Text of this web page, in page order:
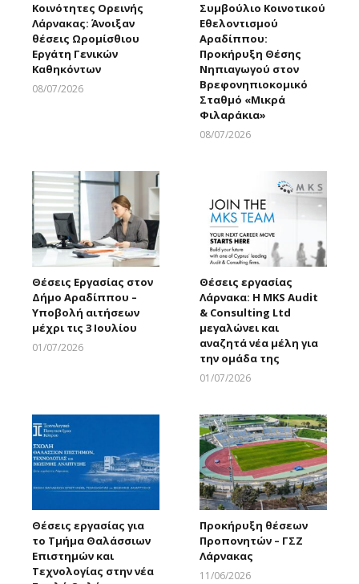
Κοινότητες Ορεινής
Λάρνακας: Άνοιξαν
θέσεις Ωρομίσθιου
Εργάτη Γενικών
Καθηκόντων
08/07/2026
Συμβούλιο Κοινοτικού
Εθελοντισμού
Αραδίππου:
Προκήρυξη Θέσης
Νηπιαγωγού στον
Βρεφονηπιοκομικό
Σταθμό «Μικρά
Φιλαράκια»
08/07/2026
Θέσεις Εργασίας στον
Δήμο Αραδίππου –
Υποβολή αιτήσεων
μέχρι τις 3 Ιουλίου
01/07/2026
Θέσεις εργασίας
Λάρνακα: Η MKS Audit
& Consulting Ltd
μεγαλώνει και
αναζητά νέα μέλη για
την ομάδα της
01/07/2026
Θέσεις εργασίας για
το Τμήμα Θαλάσσιων
Επιστημών και
Τεχνολογίας στην νέα
Προκήρυξη θέσεων
Προπονητών – ΓΣΖ
Λάρνακας
11/06/2026